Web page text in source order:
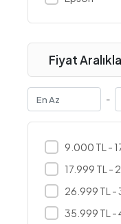
Fiyat
-
9.000 TL -
17.999 TL -
26.999 TL -
35.999 TL -